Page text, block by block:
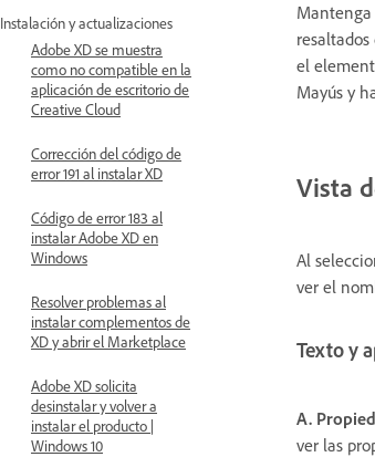
Instalación y actualizaciones
Adobe XD se muestra
como no compatible en la
aplicación de escritorio de
Creative Cloud
Corrección del código de
error 191 al instalar XD
Código de error 183 al
instalar Adobe XD en
Windows
Resolver problemas al
instalar complementos de
XD y abrir el Marketplace
Adobe XD solicita
desinstalar y volver a
instalar el producto |
Windows 10
Mantenga
el
Mayús y
Vista
Al
ver el
Texto y
A.
ver las